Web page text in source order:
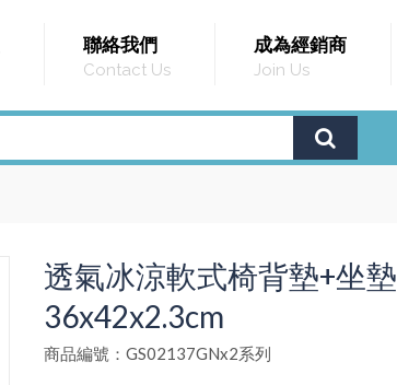
聯絡我們
Contact Us
成為經銷商
Join Us
透氣冰涼軟式椅背墊+坐墊
36x42x2.3cm
商品編號：GS02137GNx2系列